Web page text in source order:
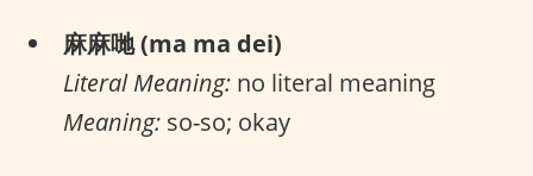
麻麻哋 (ma ma dei)
Literal Meaning: no literal meaning
Meaning: so-so; okay